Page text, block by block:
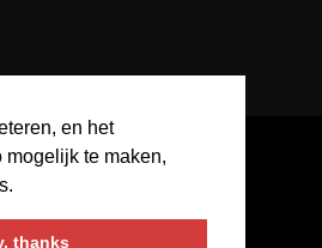
en het
te maken,
thanks